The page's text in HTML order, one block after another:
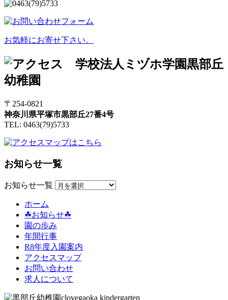
お気軽にお寄せ下さい。
〒254-0821
神奈川県平塚市黒部丘27番4号
TEL: 0463(79)5733
お知らせ一覧
お知らせ一覧
ホーム
☘お知らせ☘
園の歩み
年間行事
R8年度入園案内
アクセスマップ
お問い合わせ
求人について